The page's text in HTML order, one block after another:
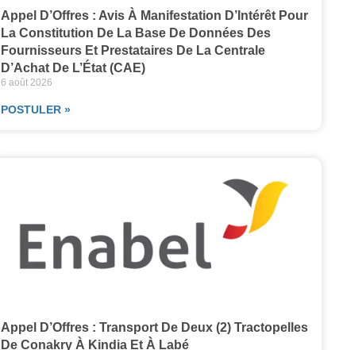
Appel D’Offres : Avis À Manifestation D’Intérêt Pour
La Constitution De La Base De Données Des
Fournisseurs Et Prestataires De La Centrale
D’Achat De L’État (CAE)
6 août 2026
POSTULER »
Appel D’Offres : Transport De Deux (2) Tractopelles
De Conakry À Kindia Et À Labé